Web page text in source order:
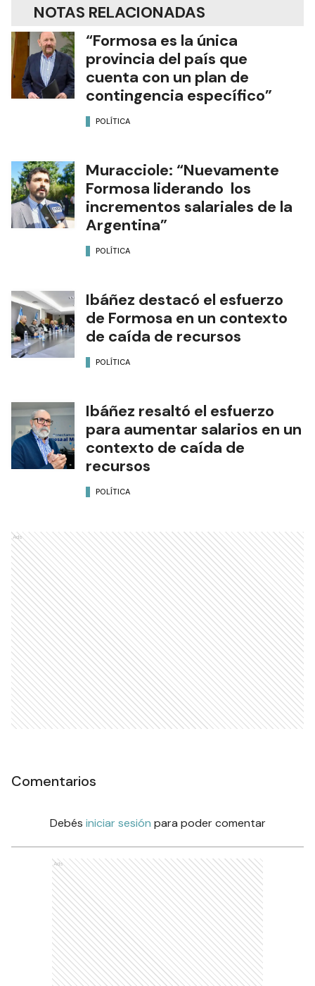
NOTAS RELACIONADAS
“Formosa es la única
provincia del país que
cuenta con un plan de
contingencia específico”
POLÍTICA
Muracciole: “Nuevamente
Formosa liderando los
incrementos salariales de la
Argentina”
POLÍTICA
Ibáñez destacó el esfuerzo
de Formosa en un contexto
de caída de recursos
POLÍTICA
Ibáñez resaltó el esfuerzo
para aumentar salarios en un
contexto de caída de
recursos
POLÍTICA
Ads
Comentarios
Debés iniciar sesión para poder comentar
Ads